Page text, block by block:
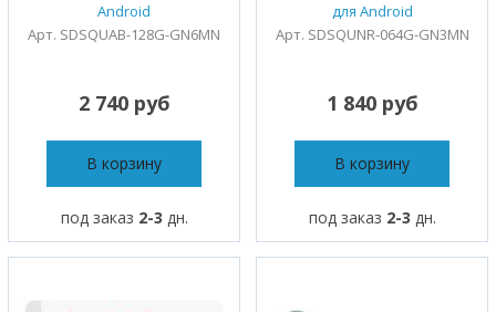
Android
Арт. SDSQUAB-128G-GN6MN
2 740 руб
В корзину
под заказ 2-3 дн.
для Android
Арт. SDSQUNR-064G-GN3MN
1 840 руб
В корзину
под заказ 2-3 дн.